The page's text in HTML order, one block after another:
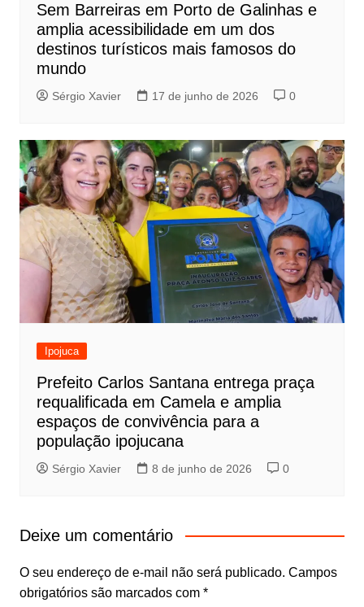
Sem Barreiras em Porto de Galinhas e
amplia acessibilidade em um dos
destinos turísticos mais famosos do
mundo
Sérgio Xavier 17 de junho de 2026 0
Ipojuca
Prefeito Carlos Santana entrega praça
requalificada em Camela e amplia
espaços de convivência para a
população ipojucana
Sérgio Xavier 8 de junho de 2026 0
Deixe um comentário
O seu endereço de e-mail não será publicado. Campos
obrigatórios são marcados com *